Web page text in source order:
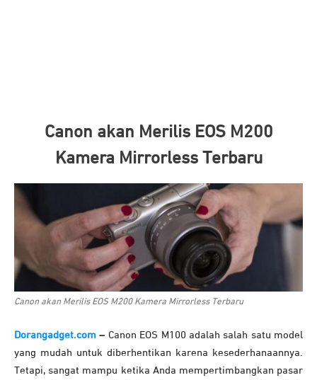
Canon akan Merilis EOS M200
Kamera Mirrorless Terbaru
Canon akan Merilis EOS M200 Kamera Mirrorless Terbaru
Dorangadget.com – Canon EOS M100 adalah salah satu model
yang mudah untuk diberhentikan karena kesederhanaannya.
Tetapi, sangat mampu ketika Anda mempertimbangkan pasar